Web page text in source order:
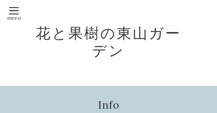
花と果樹の東山ガー
デン
Info